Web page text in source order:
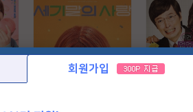
회원가입